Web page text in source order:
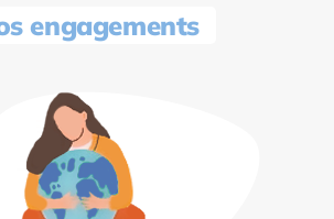
engagements